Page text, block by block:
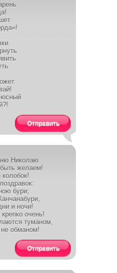
Отправить
Николаю
желаем!
бури;
и ночи!
очень!
туманом,
обманом!
Отправить